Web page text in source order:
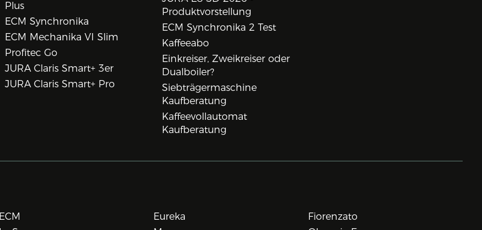
Plus
ECM Synchronika
ECM Mechanika VI Slim
Profitec Go
JURA Claris Smart+ 3er
JURA Claris Smart+ Pro
Produktvorstellung
ECM Synchronika 2 Test
Kaffeeabo
Einkreiser, Zweikreiser oder
Dualboiler?
Siebträgermaschine
Kaufberatung
Kaffeevollautomat
Kaufberatung
ECM Eureka
Fiorenzato